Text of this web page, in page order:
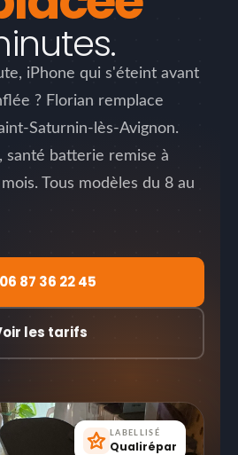
iPhone qui s'éteint avant
? Florian remplace
Saturnin-lès-Avignon.
santé batterie remise à
Tous modèles du 8 au
06 87 36 22 45
les tarifs
LABELLISÉ
Qualirépar